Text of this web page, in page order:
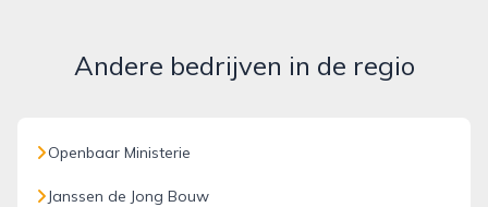
Andere bedrijven in de regio
Openbaar Ministerie
Janssen de Jong Bouw